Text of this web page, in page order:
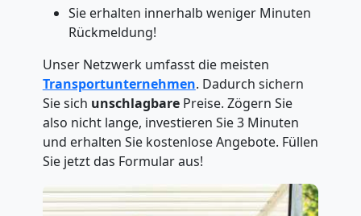
Sie erhalten innerhalb weniger Minuten
Rückmeldung!
Unser Netzwerk umfasst die meisten
Transportunternehmen. Dadurch sichern
Sie sich unschlagbare Preise. Zögern Sie
also nicht lange, investieren Sie 3 Minuten
und erhalten Sie kostenlose Angebote. Füllen
Sie jetzt das Formular aus!